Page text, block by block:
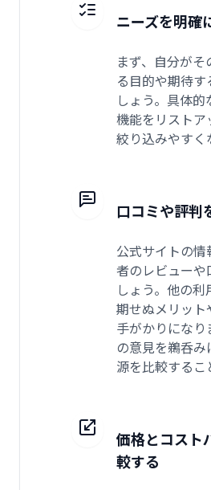
ニーズを明確
まず、自分が
る目的や期待
しょう。具体
機能をリストア
絞り込みやすく
口コミや評判
公式サイトの
者のレビューや
しょう。他の
期せぬメリット
手がかりになり
の意見を鵜呑
源を比較するこ
価格とコスト
較する